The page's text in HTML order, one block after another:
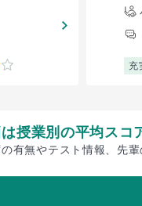
充
授業別の平均スコ
有無やテスト情報、先輩